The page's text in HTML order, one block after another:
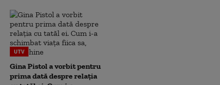
UTV
Gina Pistol a vorbit pentru
prima dată despre relația